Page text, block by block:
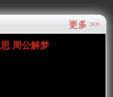
更多 >>
周公解梦